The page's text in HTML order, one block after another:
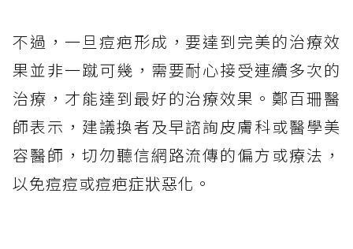
不過，一旦痘疤形成，要達到完美的治療效
果並非一蹴可幾，需要耐心接受連續多次的
治療，才能達到最好的治療效果。鄭百珊醫
師表示，建議換者及早諮詢皮膚科或醫學美
容醫師，切勿聽信網路流傳的偏方或療法，
以免痘痘或痘疤症狀惡化。